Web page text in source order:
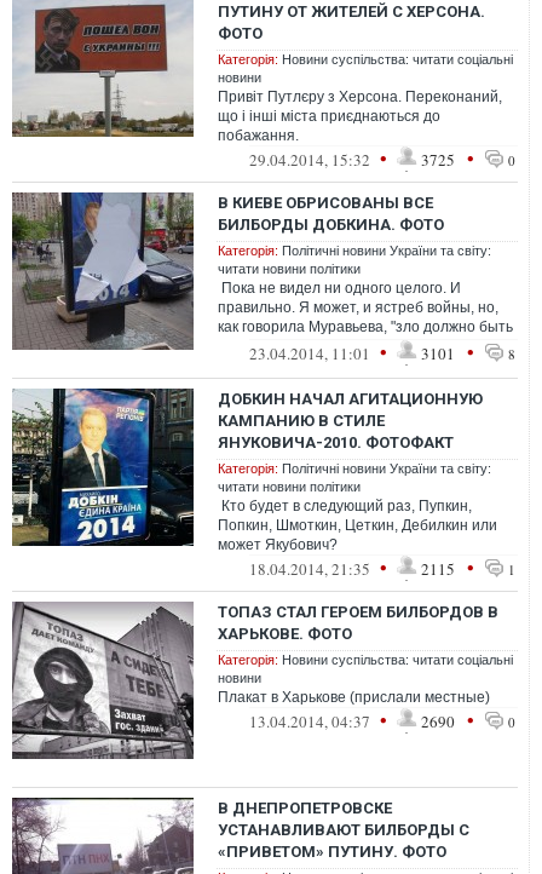
ПУТИНУ ОТ ЖИТЕЛЕЙ С ХЕРСОНА.
ФОТО
Категорія: Новини суспільства: читати соціальні
новини
Привіт Путлєру з Херсона. Переконаний,
що і інші міста приєднаються до
побажання.
29.04.2014, 15:32 • 3725 • 0
В КИЕВЕ ОБРИСОВАНЫ ВСЕ
БИЛБОРДЫ ДОБКИНА. ФОТО
Категорія: Політичні новини України та світу:
читати новини політики
Пока не видел ни одного целого. И
правильно. Я может, и ястреб войны, но,
как говорила Муравьева, "зло должно быть
и будет наказано!" (С) &nbs...
23.04.2014, 11:01 • 3101 • 8
ДОБКИН НАЧАЛ АГИТАЦИОННУЮ
КАМПАНИЮ В СТИЛЕ
ЯНУКОВИЧА-2010. ФОТОФАКТ
Категорія: Політичні новини України та світу:
читати новини політики
Кто будет в следующий раз, Пупкин,
Попкин, Шмоткин, Цеткин, Дебилкин или
может Якубович?
18.04.2014, 21:35 • 2115 • 1
ТОПАЗ СТАЛ ГЕРОЕМ БИЛБОРДОВ В
ХАРЬКОВЕ. ФОТО
Категорія: Новини суспільства: читати соціальні
новини
Плакат в Харькове (прислали местные)
13.04.2014, 04:37 • 2690 • 0
В ДНЕПРОПЕТРОВСКЕ
УСТАНАВЛИВАЮТ БИЛБОРДЫ С
«ПРИВЕТОМ» ПУТИНУ. ФОТО